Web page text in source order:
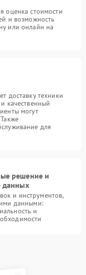
оценка стоимости
и возможность
или онлайн на
доставку техники
качественный
могут
для
решение и
данных
и инструментов,
данными:
и